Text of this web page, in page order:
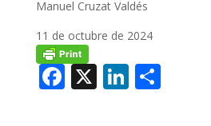
Manuel Cruzat Valdés
11 de octubre de 2024
F X Li C